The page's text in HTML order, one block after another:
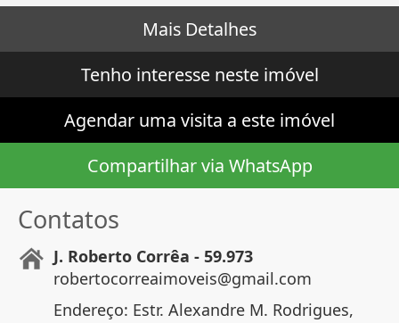
Mais Detalhes
Tenho interesse neste imóvel
Agendar uma visita a este imóvel
Compartilhar via WhatsApp
Contatos
J. Roberto Corrêa - 59.973
robertocorreaimoveis@gmail.com
Endereço: Estr. Alexandre M. Rodrigues,